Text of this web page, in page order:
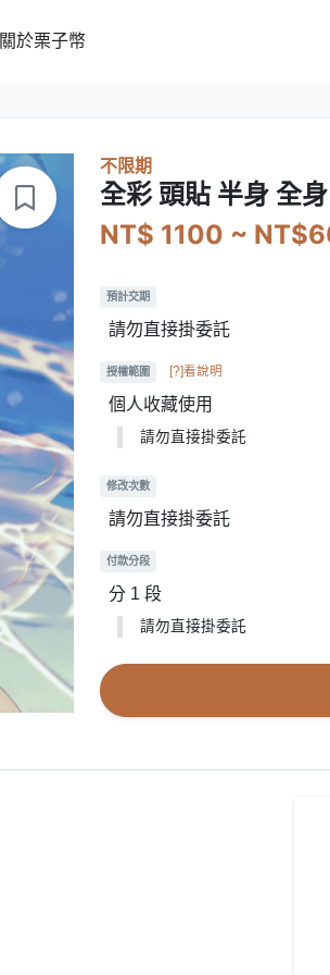
關於栗子幣
不限期
全彩 頭貼 半身 全
NT$ 1100 ~
預計交期
請勿直接掛委託
授權範圍 [?]看說明
個人收藏使用
請勿直接掛委託
修改次數
請勿直接掛委託
付款分段
分 1 段
請勿直接掛委託